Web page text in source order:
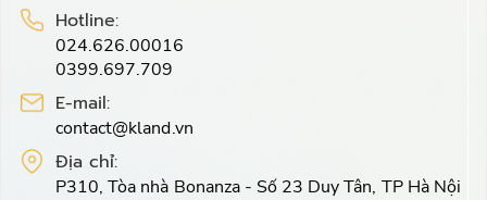
Hotline:
024.626.00016
0399.697.709
E-mail:
contact@kland.vn
Địa chỉ:
P310, Tòa nhà Bonanza - Số 23 Duy Tân, TP Hà Nội